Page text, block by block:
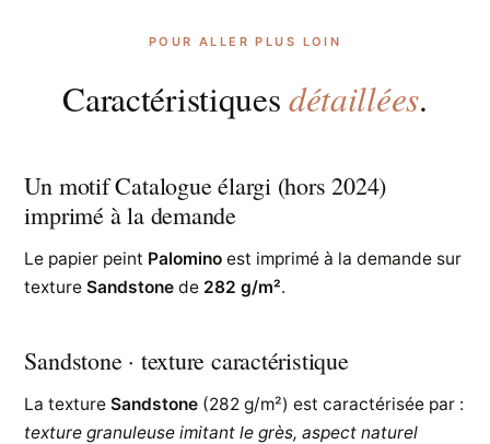
POUR ALLER PLUS LOIN
Caractéristiquesdétaillées.
Un motif Catalogue élargi (hors 2024)
imprimé à la demande
Le papier peint Palomino est imprimé à la demande sur
textureSandstone de 282 g/m².
Sandstone · texture caractéristique
La textureSandstone (282 g/m²) est caractérisée par :
texture granuleuse imitant le grès, aspect naturel